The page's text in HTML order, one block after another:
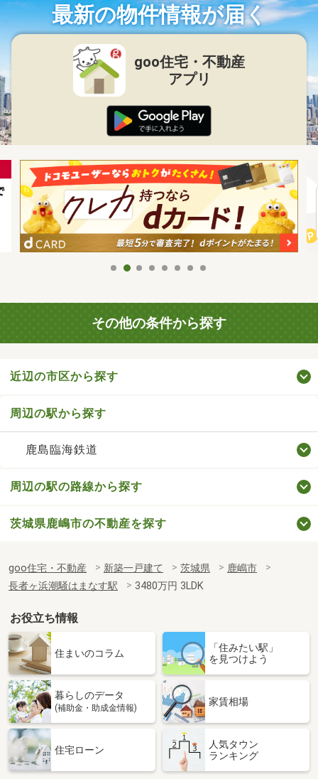
最新の物件情報が届く
goo住宅・不動産
アプリ
その他の条件から探す
近辺の市区から探す
周辺の駅から探す
鹿島臨海鉄道
周辺の駅の路線から探す
茨城県鹿嶋市の不動産を探す
goo住宅・不動産 新築一戸建て 茨城県
鹿嶋市
長者ヶ浜潮騒はまなす駅
3480万円 3LDK
お役立ち情報
住まいのコラム
「住みたい駅」
を見つけよう
暮らしのデータ
(補助金・助成金情報)
家賃相場
住宅ローン
人気タウン
ランキング